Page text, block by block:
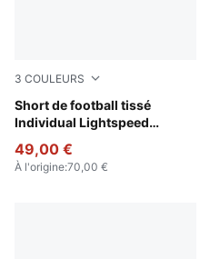
3 COULEURS
Short de football tissé
Individual Lightspeed
PUMA Black-Poison Pink
49,00 €
À l'origine:70,00 €